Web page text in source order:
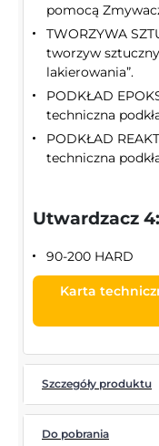
pomocą
TWORZYWA
tworzyw
lakierowania”.
PODKŁAD
techniczna
PODKŁAD
techniczna
Utwardzacz
90-200 HARD
Karta
Szczegóły produktu
Do pobrania